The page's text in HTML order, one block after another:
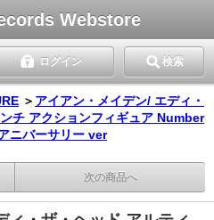
Webstore
ログイン 検索
＞ アイアン・メイデン/ エディ・
チ アクションフィギュア Number
ニバーサリー ver
次の商品へ